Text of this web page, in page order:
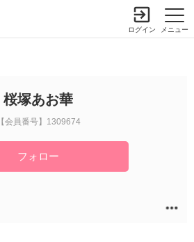
メニュー
ログイン
桜塚あお華
【会員番号】1309674
フォロー